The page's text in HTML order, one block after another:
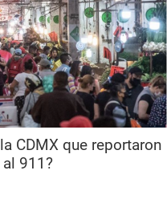
CDMX que reportaron
al 911?